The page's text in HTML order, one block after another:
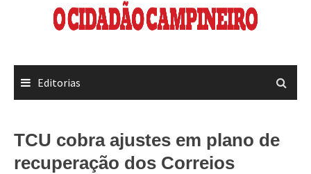
Editorias
TCU cobra ajustes em plano de
recuperação dos Correios